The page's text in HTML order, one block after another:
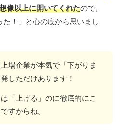
像以上に開いてくれたので、
た！」と心の底から思いまし
場企業が本気で「下がりま
しただけあります！
「上げる」のに徹底的にこ
すからね。